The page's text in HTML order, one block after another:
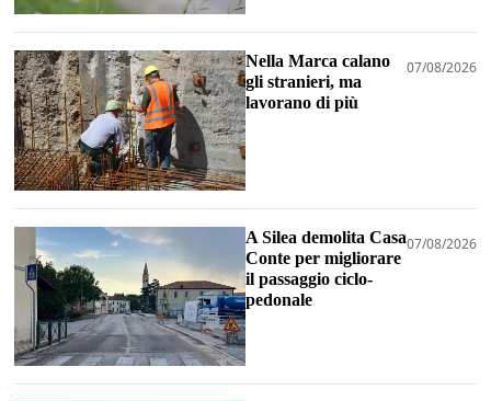
Nella Marca calano
gli stranieri, ma
lavorano di più
07/08/2026
A Silea demolita Casa
Conte per migliorare
il passaggio ciclo-
pedonale
07/08/2026